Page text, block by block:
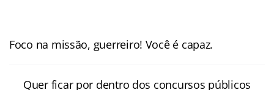
Foco na missão, guerreiro! Você é capaz.
Quer ficar por dentro dos concursos públicos